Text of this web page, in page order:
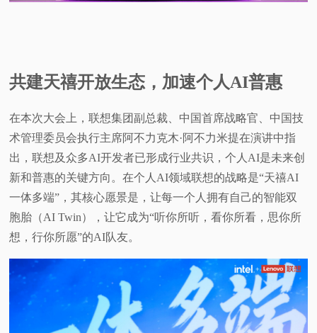
共建天禧开放生态，加速个人AI普惠
在本次大会上，联想集团副总裁、中国首席战略官、中国技
术管理委员会执行主席阿不力克木·阿不力米提在演讲中指
出，联想及众多AI开发者已形成行业共识，个人AI是未来创
新和普惠的关键方向。在个人AI领域联想的战略是“天禧AI
一体多端”，其核心愿景是，让每一个人拥有自己的智能双
胞胎（AI Twin），让它成为“听你所听，看你所看，思你所
想，行你所愿”的AI队友。